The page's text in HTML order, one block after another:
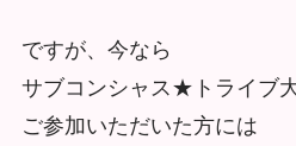
ですが、今なら
サブコンシャス★トライブ
ご参加いただいた方には